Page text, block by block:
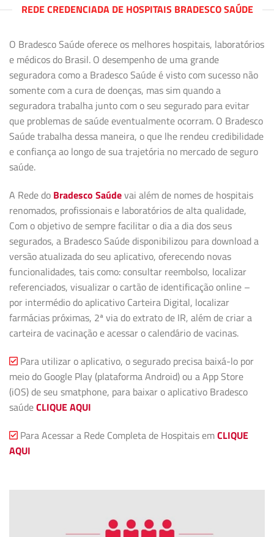
REDE CREDENCIADA DE HOSPITAIS BRADESCO SAÚDE
O Bradesco Saúde oferece os melhores hospitais, laboratórios
e médicos do Brasil. O desempenho de uma grande
seguradora como a Bradesco Saúde é visto com sucesso não
somente com a cura de doenças, mas sim quando a
seguradora trabalha junto com o seu segurado para evitar
que problemas de saúde eventualmente ocorram. O Bradesco
Saúde trabalha dessa maneira, o que lhe rendeu credibilidade
e confiança ao longo de sua trajetória no mercado de seguro
saúde.
A Rede do Bradesco Saúdevai além de nomes de hospitais
renomados, profissionais e laboratórios de alta qualidade,
Com o objetivo de sempre facilitar o dia a dia dos seus
segurados, a Bradesco Saúde disponibilizou para download a
versão atualizada do seu aplicativo, oferecendo novas
funcionalidades, tais como: consultar reembolso, localizar
referenciados, visualizar o cartão de identificação online –
por intermédio do aplicativo Carteira Digital, localizar
farmácias próximas, 2ª via do extrato de IR, além de criar a
carteira de vacinação e acessar o calendário de vacinas.
Para utilizar o aplicativo, o segurado precisa baixá-lo por
meio do Google Play (plataforma Android) ou a App Store
(iOS) de seu smatphone, para baixar o aplicativo Bradesco
saúdeCLIQUE AQUI
Para Acessar a Rede Completa de Hospitais emCLIQUE
AQUI